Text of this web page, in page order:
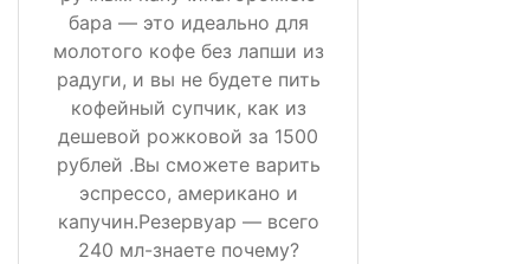
бара — это идеально для
молотого кофе без лапши из
радуги, и вы не будете пить
кофейный супчик, как из
дешевой рожковой за 1500
рублей .Вы сможете варить
эспрессо, американо и
капучин.Резервуар — всего
240 мл-знаете почему?